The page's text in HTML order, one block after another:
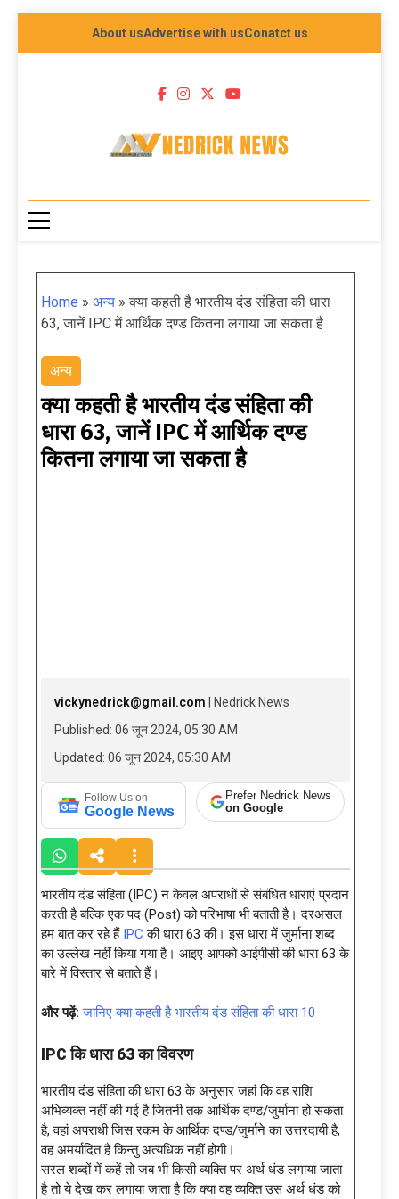
About usAdvertise with usConatct us
NEDRICK NEWS
Home » अन्य »क्या कहती है भारतीय दंड संहिता की धारा
63, जानें IPC में आर्थिक दण्ड कितना लगाया जा सकता है
अन्य
क्या कहती है भारतीय दंड संहिता की
धारा 63, जानें IPC में आर्थिक दण्ड
कितना लगाया जा सकता है
vickynedrick@gmail.com | Nedrick News
Published: 06 जून 2024, 05:30 AM
Updated: 06 जून 2024, 05:30 AM
Follow Us on
Google News
Prefer Nedrick News
on Google
भारतीय दंड संहिता (IPC) न केवल अपराधों से संबंधित धाराएं प्रदान
करती है बल्कि एक पद (Post) को परिभाषा भी बताती है। दरअसल
हम बात कर रहे हैं IPC की धारा 63 की। इस धारा में जुर्माना शब्द
का उल्लेख नहीं किया गया है। आइए आपको आईपीसी की धारा 63 के
बारे में विस्तार से बताते हैं।
और पढ़ें: जानिए क्या कहती है भारतीय दंड संहिता की धारा 10
IPC कि धारा 63 का विवरण
भारतीय दंड संहिता की धारा 63 के अनुसार जहां कि वह राशि
अभिव्यक्त नहीं की गई है जितनी तक आर्थिक दण्ड/जुर्माना हो सकता
है, वहां अपराधी जिस रकम के आर्थिक दण्ड/जुर्माने का उत्तरदायी है,
वह अमर्यादित है किन्तु अत्यधिक नहीं होगी।
सरल शब्दों में कहें तो जब भी किसी व्यक्ति पर अर्थ धंड लगाया जाता
है तो ये देख कर लगाया जाता है कि क्या वह व्यक्ति उस अर्थ धंड को